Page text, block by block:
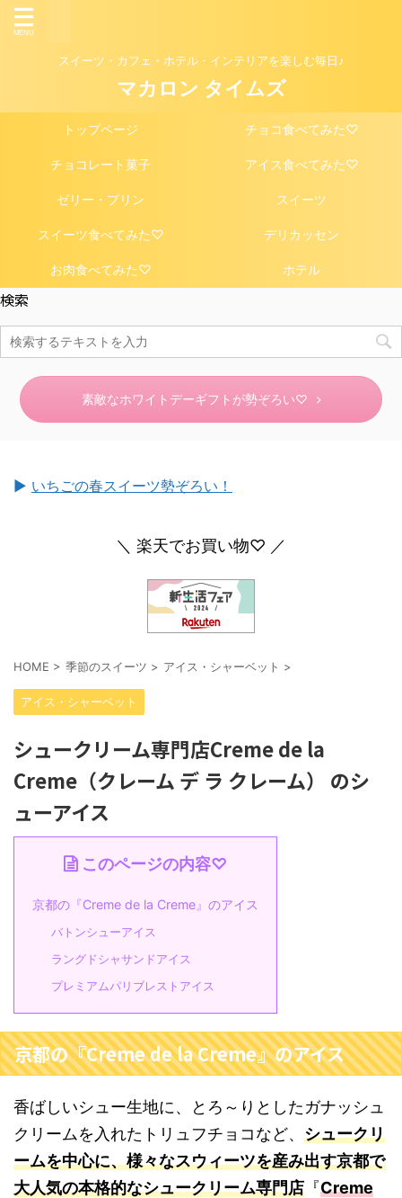
スイーツ・カフェ・ホテル・インテリアを楽しむ毎日♪
マカロン タイムズ
トップページ チョコ食べてみた♡
チョコレート菓子 アイス食べてみた♡
ゼリー・プリン スイーツ
スイーツ食べてみた♡ デリカッセン
お肉食べてみた♡ ホテル
検索
素敵なホワイトデーギフトが勢ぞろい♡
► いちごの春スイーツ勢ぞろい！
＼ 楽天でお買い物♡ ／
HOME > 季節のスイーツ > アイス・シャーベット >
アイス・シャーベット
シュークリーム専門店Creme de la
Creme（クレーム デ ラ クレーム） のシ
ューアイス
このページの内容♡
京都の『Creme de la Creme』のアイス
バトンシューアイス
ラングドシャサンドアイス
プレミアムパリブレストアイス
京都の『Creme de la Creme』のアイス
香ばしいシュー生地に、とろ～りとしたガナッシュ
クリームを入れたトリュフチョコなど、 シュークリ
ームを中心に、様々なスウィーツを産み出す京都で
大人気の本格的なシュークリーム専門店 『Creme